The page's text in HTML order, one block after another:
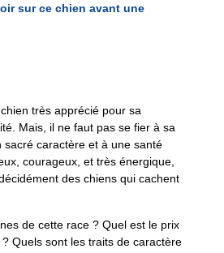
sur ce chien avant une
très apprécié pour sa
Mais, il ne faut pas se fier à sa
sacré caractère et à une santé
courageux, et très énergique,
des chiens qui cachent
de cette race ? Quel est le prix
? Quels sont les traits de caractère